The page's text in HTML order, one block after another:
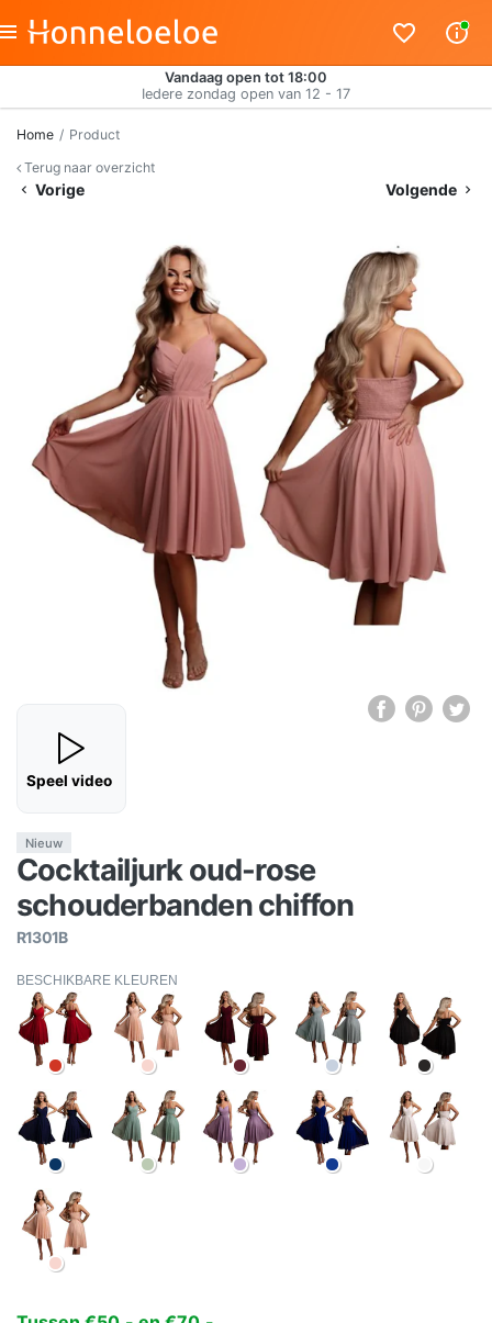
Vandaag open tot 18:00
Iedere zondag open van 12 - 17
Home
Product
Terug naar overzicht
Vorige Volgende
Speel video
Nieuw
Cocktailjurk oud-rose
schouderbanden chiffon
R1301B
BESCHIKBARE KLEUREN